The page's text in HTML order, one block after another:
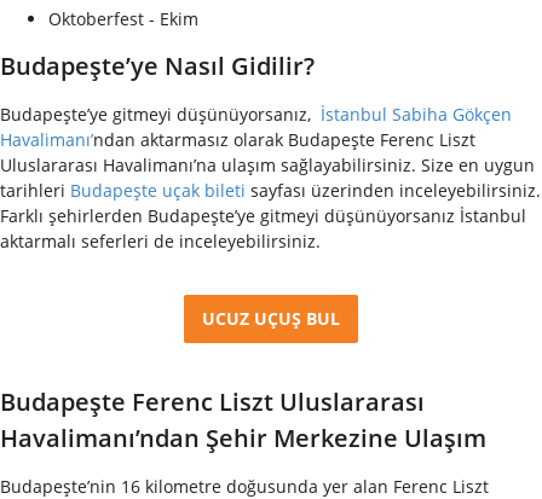
Oktoberfest - Ekim
Budapeşte’ye Nasıl Gidilir?
Budapeşte’ye gitmeyi düşünüyorsanız, İstanbul Sabiha Gökçen
Havalimanı’ndan aktarmasız olarak Budapeşte Ferenc Liszt
Uluslararası Havalimanı’na ulaşım sağlayabilirsiniz. Size en uygun
tarihleri Budapeşte uçak bileti sayfası üzerinden inceleyebilirsiniz.
Farklı şehirlerden Budapeşte’ye gitmeyi düşünüyorsanız İstanbul
aktarmalı seferleri de inceleyebilirsiniz.
UCUZ UÇUŞ BUL
Budapeşte Ferenc Liszt Uluslararası
Havalimanı’ndan Şehir Merkezine Ulaşım
Budapeşte’nin 16 kilometre doğusunda yer alan Ferenc Liszt